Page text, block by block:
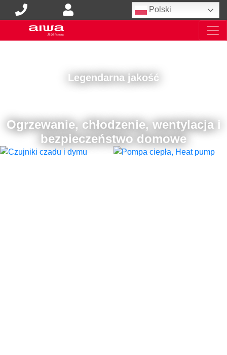
Polski
Legendarna jakość
Ogrzewanie, chłodzenie, wentylacja i
bezpieczeństwo domowe